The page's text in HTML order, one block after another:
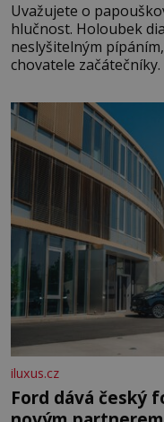
Uvažujete o
hlučnost. Holoubek
neslyšitelným
chovatele
času tráví na zemi,
domovinou je
pobřežní oblasti.
iluxus.cz
Ford dává český